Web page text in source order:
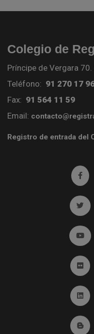
Colegio de
Príncipe de Vergara
Teléfono: 91 270 17
Fax: 91 564 11 59
Email:
Registro de entrada del
Ir a
Ir
Ir
Ir
Ir
Ir